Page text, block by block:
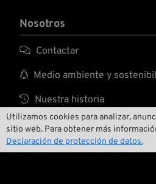
Utilizamos cookies para analizar,
sitio web. Para obtener más
Declaración de protección de datos.
Nosotros
 Contactar
 Medio ambiente y
 Nuestra historia
Wrecking Crew